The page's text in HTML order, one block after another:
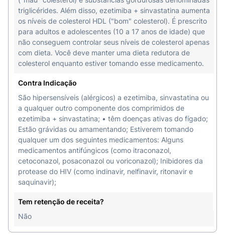
triglicérides. Além disso, ezetimiba + sinvastatina aumenta
os níveis de colesterol HDL ("bom" colesterol). É prescrito
para adultos e adolescentes (10 a 17 anos de idade) que
não conseguem controlar seus níveis de colesterol apenas
com dieta. Você deve manter uma dieta redutora de
colesterol enquanto estiver tomando esse medicamento.
Contra Indicação
São hipersensíveis (alérgicos) a ezetimiba, sinvastatina ou
a qualquer outro componente dos comprimidos de
ezetimiba + sinvastatina; • têm doenças ativas do fígado;
Estão grávidas ou amamentando; Estiverem tomando
qualquer um dos seguintes medicamentos: Alguns
medicamentos antifúngicos (como itraconazol,
cetoconazol, posaconazol ou voriconazol); Inibidores da
protease do HIV (como indinavir, nelfinavir, ritonavir e
saquinavir);
Tem retenção de receita?
Não